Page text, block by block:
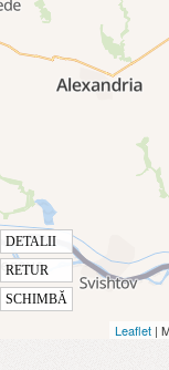
DETALII
RETUR
SCHIMBĂ